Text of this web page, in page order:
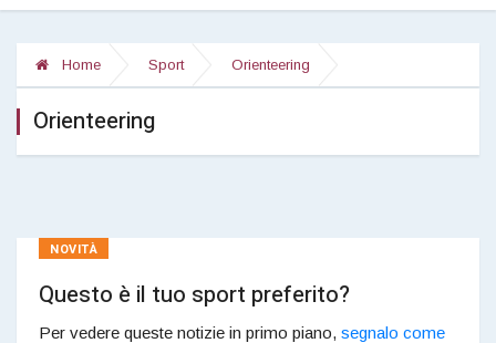
Home Sport Orienteering
Orienteering
NOVITÀ
Questo è il tuo sport preferito?
Per vedere queste notizie in primo piano, segnalo come